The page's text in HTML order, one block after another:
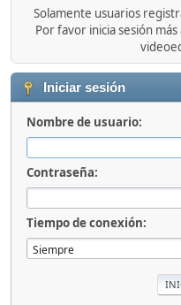
Solamente usuarios
Por favor inicia sesión más
Iniciar sesión
Nombre de usuario:
Contraseña:
Tiempo de conexión: